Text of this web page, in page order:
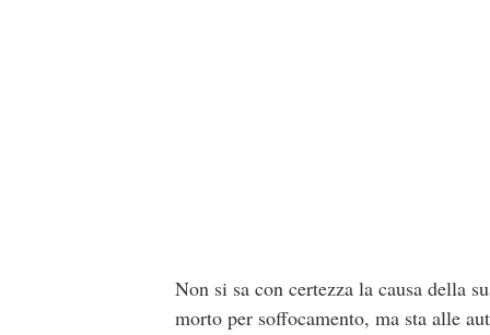
Non si sa con certezza la causa della
morto per soffocamento, ma sta alle